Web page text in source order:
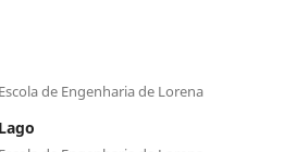
de Engenharia de Lorena